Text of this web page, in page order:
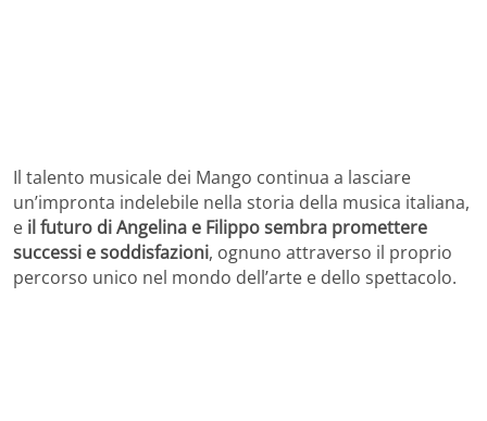
Il talento musicale dei Mango continua a lasciare
un’impronta indelebile nella storia della musica italiana,
e il futuro di Angelina e Filippo sembra promettere
successi e soddisfazioni, ognuno attraverso il proprio
percorso unico nel mondo dell’arte e dello spettacolo.